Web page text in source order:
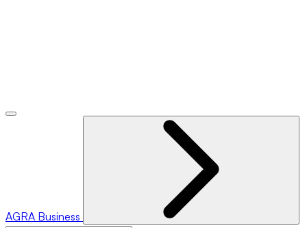
AGRA Business